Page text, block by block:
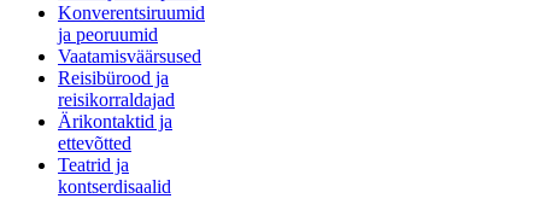
Konverentsiruumid
ja peoruumid
Vaatamisväärsused
Reisibürood ja
reisikorraldajad
Ärikontaktid ja
ettevõtted
Teatrid ja
kontserdisaalid